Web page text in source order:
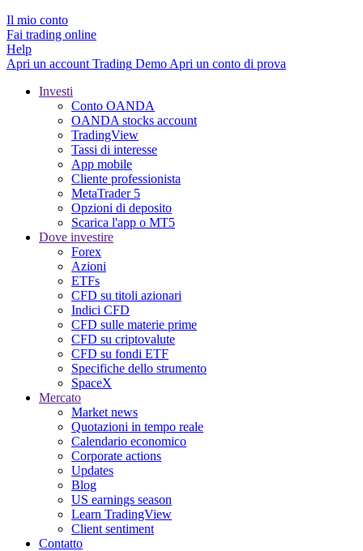
Il mio conto
Fai trading online
Help
Apri un account Trading Demo Apri un conto di prova
Investi
Conto OANDA
OANDA stocks account
TradingView
Tassi di interesse
App mobile
Cliente professionista
MetaTrader 5
Opzioni di deposito
Scarica l'app o MT5
Dove investire
Forex
Azioni
ETFs
CFD su titoli azionari
Indici CFD
CFD sulle materie prime
CFD su criptovalute
CFD su fondi ETF
Specifiche dello strumento
SpaceX
Mercato
Market news
Quotazioni in tempo reale
Calendario economico
Corporate actions
Updates
Blog
US earnings season
Learn TradingView
Client sentiment
Contatto